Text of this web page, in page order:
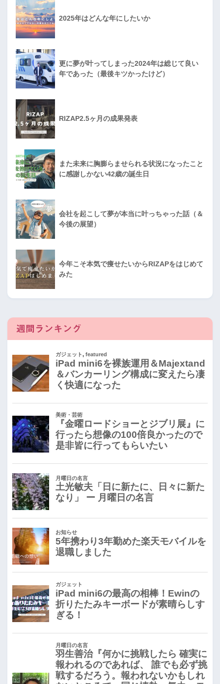
2025年はどんな年にしたいか
更に夢が叶ってしまった2024年は総じて良い
年であった（最後キツかったけど）
RIZAP2.5ヶ月の成果発表
また未来に胸膨らませられる状況になったこと
に感謝しかない42歳の誕生日
会社を起こして夢が本当に叶っちゃった話（＆
今後の展望）
今年こそ本気で痩せたいからRIZAPをはじめて
みた
週間ランキング